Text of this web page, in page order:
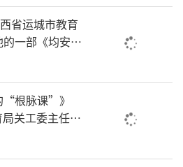
，南北差距的说法一度甚
亮眼的省份大多在北方，
自破。
省运城市教育
一部《均安村
“根脉课”》
感